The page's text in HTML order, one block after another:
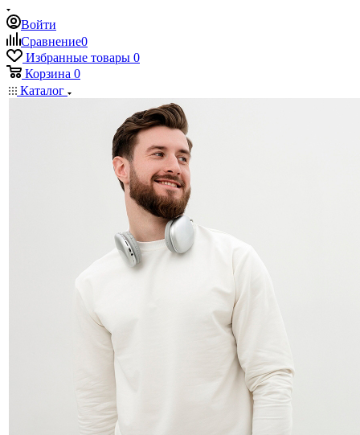
Войти
Сравнение0
Избранные товары 0
Корзина 0
Каталог